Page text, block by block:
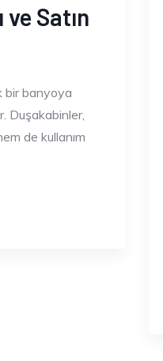
Satın
bir banyoya
Duşakabinler,
de kullanım